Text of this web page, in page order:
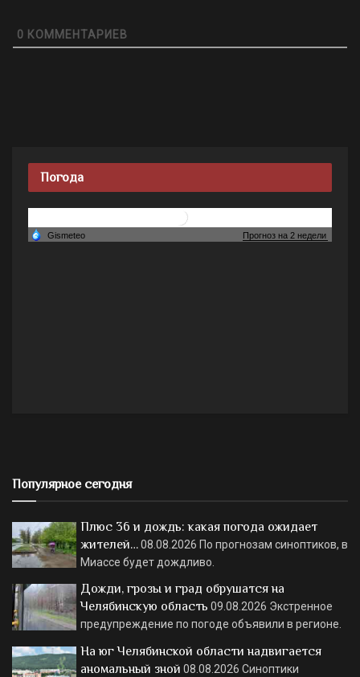
0 КОММЕНТАРИЕВ
Погода
Популярное сегодня
Плюс 36 и дождь: какая погода ожидает
жителей…08.08.2026 По прогнозам синоптиков, в
Миассе будет дождливо.
Дожди, грозы и град обрушатся на
Челябинскую область 09.08.2026 Экстренное
предупреждение по погоде объявили в регионе.
На юг Челябинской области надвигается
аномальный зной 08.08.2026 Синоптики